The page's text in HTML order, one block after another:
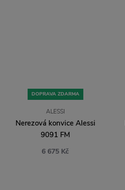
DOPRAVA ZDARMA
ALESSI
Nerezová konvice Alessi
9091 FM
6 675 Kč